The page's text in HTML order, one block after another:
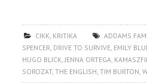
CIKK, KRITIKA ADDAMS
SPENCER, DRIVE TO SURVIVE, EMILY
HUGO BLICK,JENNA ORTEGA,
SOROZAT,THE ENGLISH,TIM BURTON,